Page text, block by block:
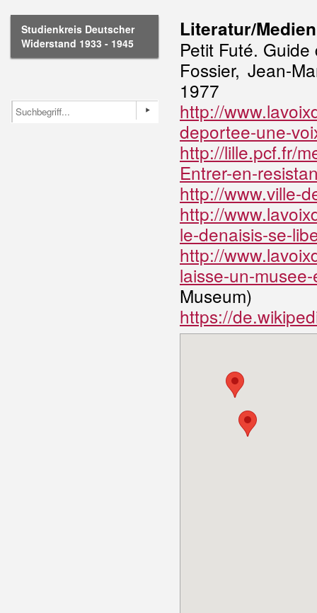
Studienkreis Deutscher
Widerstand 1933 - 1945
Literatur/Medien
Petit Futé.
Fossier, Jean-
1977
http://
deportee-une-
http://lille.pcf.fr/
Entrer-en-
http://www.ville-
http://
le-denaisis-se-
http://
laisse-un-
Museum)
https://